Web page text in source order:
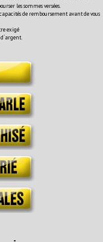
les sommes versées.
de remboursement avant de vous
exigé